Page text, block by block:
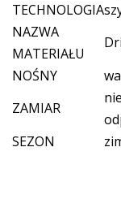
TECHNOLOGIA
NAZWA
MATERIAŁU
NOŚNY
ZAMIAR
SEZON